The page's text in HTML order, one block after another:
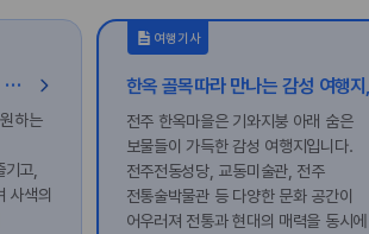
[가볼래-터] 나를 채우는 선샤인, 밀양 힐링 여행
하는
고,
사색의
여행기사
전주 한옥마을은 기와지붕 아래 숨은
보물들이 가득한 감성 여행지입니다.
전주전동성당, 교동미술관, 전주
전통술박물관 등 다양한 문화 공간이
어우러져 전통과 현대의 매력을 동시에